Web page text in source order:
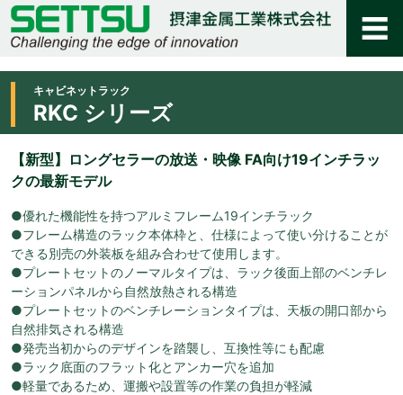
キャビネットラック
RKC シリーズ
【新型】ロングセラーの放送・映像 FA向け19インチラッ
クの最新モデル
●優れた機能性を持つアルミフレーム19インチラック
●フレーム構造のラック本体枠と、仕様によって使い分けることが
できる別売の外装板を組み合わせて使用します。
●プレートセットのノーマルタイプは、ラック後面上部のベンチレ
ーションパネルから自然放熱される構造
●プレートセットのベンチレーションタイプは、天板の開口部から
自然排気される構造
●発売当初からのデザインを踏襲し、互換性等にも配慮
●ラック底面のフラット化とアンカー穴を追加
●軽量であるため、運搬や設置等の作業の負担が軽減